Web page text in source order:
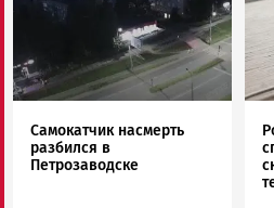
Самокатчик насмерть
разбился в
Петрозаводске